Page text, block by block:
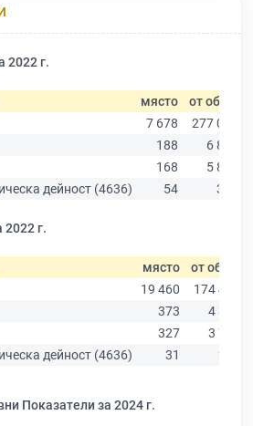
2022 г.
място от общо
7 678
277 019
188
6 851
168
5 883
дейност (4636)
54 321
2022 г.
място от общо
19 460
174 403
373
4 390
327
3 764
дейност (4636)
31 230
Показатели за 2024 г.